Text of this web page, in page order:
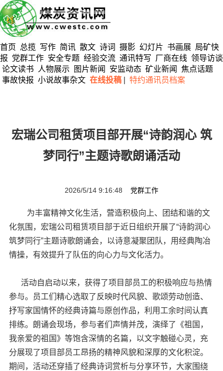
首页 总揽 写作 简讯 散文 诗词 摄影 幻灯片 书画展 局矿快
报 党群工作 安全专题 经验交流 通讯特写 厂商在线 领导访谈
论文读书
人物展示 图片新闻 安监动态 矿业新闻
焦点话题
事故快报 小说故事杂文 在线投稿 特约通讯员档案
宏瑞公司租赁项目部开展“诗韵润心 筑
梦同行”主题诗歌朗诵活动
2026/5/14 9:16:48 党群工作
为丰富精神文化生活，营造积极向上、团结和谐的文
化氛围，宏瑞公司租赁项目部于近日组织开展了“诗韵润心
筑梦同行”主题诗歌朗诵会，以诗意凝聚团队，用经典陶冶
情操，有效提升了队伍的向心力与文化活力。
活动自启动以来，获得了项目部员工的积极响应与热情
参与。员工们精心选取了反映时代风貌、歌颂劳动创造、
抒写家国情怀的经典诗篇与原创作品，利用工余时间认真
排练。朗诵会现场，参与者们声情并茂，演绎了《祖国，
我亲爱的祖国》等饱含深情的名篇，以文字触碰心灵，充
分展现了项目部员工昂扬的精神风貌和深厚的文化积淀。
期间，活动还穿插了经典诗词赏析与分享环节，大家围绕